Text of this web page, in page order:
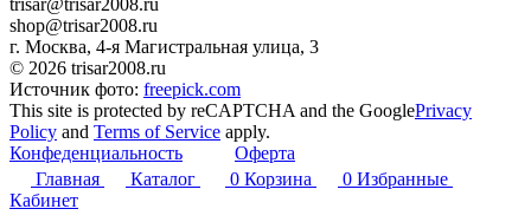
shop@trisar2008.ru
г. Москва, 4-я Магистральная улица, 3
© 2026 trisar2008.ru
Источник фото: freepick.com
This site is protected by reCAPTCHA and the GooglePrivacy
Policy and Terms of Service apply.
Конфеденциальность
Оферта
Главная
Каталог 0 Корзина 0 Избранные
Кабинет